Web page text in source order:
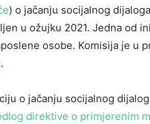
) o jačanju socijalnog
u ožujku 2021. Jedna od
osobe. Komisija je u
.
o jačanju socijalnog
direktive o primjerenim